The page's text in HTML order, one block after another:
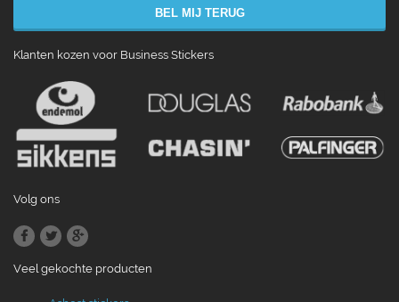
BEL MIJ TERUG
Klanten kozen voor Business Stickers
Volg ons
Veel gekochte producten